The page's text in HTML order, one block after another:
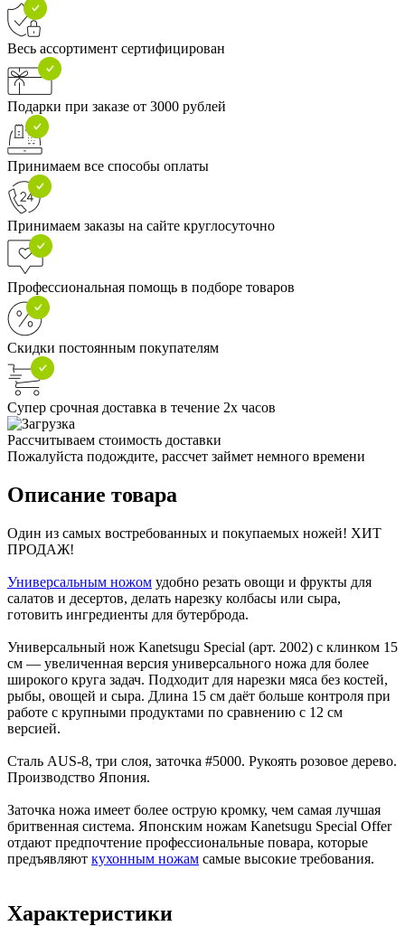
Весь ассортимент сертифицирован
Подарки при заказе от 3000 рублей
Принимаем все способы оплаты
Принимаем заказы на сайте круглосуточно
Профессиональная помощь в подборе товаров
Скидки постоянным покупателям
Супер срочная доставка в течение 2х часов
Рассчитываем стоимость доставки
Пожалуйста подождите, рассчет займет немного времени
Описание товара
Один из самых востребованных и покупаемых ножей! ХИТ
ПРОДАЖ!
Универсальным ножом удобно резать овощи и фрукты для
салатов и десертов, делать нарезку колбасы или сыра,
готовить ингредиенты для бутерброда.
Универсальный нож Kanetsugu Special (арт. 2002) с клинком 15
см — увеличенная версия универсального ножа для более
широкого круга задач. Подходит для нарезки мяса без костей,
рыбы, овощей и сыра. Длина 15 см даёт больше контроля при
работе с крупными продуктами по сравнению с 12 см
версией.
Сталь AUS-8, три слоя, заточка #5000. Рукоять розовое дерево.
Производство Япония.
Заточка ножа имеет более острую кромку, чем самая лучшая
бритвенная система. Японским ножам Kanetsugu Special Offer
отдают предпочтение профессиональные повара, которые
предъявляют кухонным ножам самые высокие требования.
Характеристики